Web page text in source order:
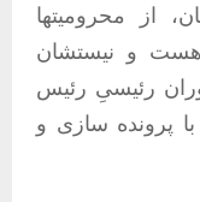
از محرومیتها
هست و نیستشان
رئیسیِ رئیس
پرونده سازی و